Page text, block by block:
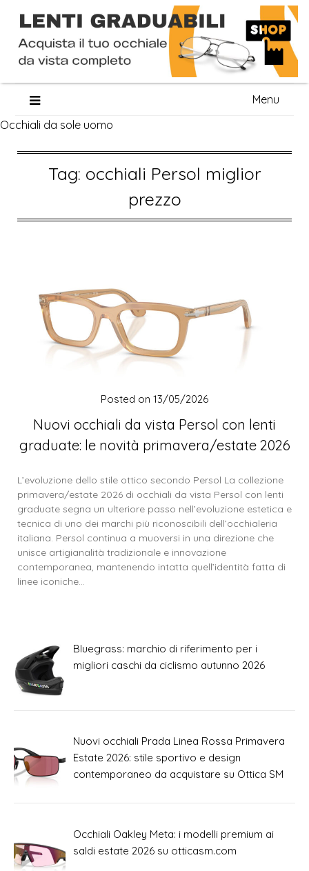
content
Menu
Occhiali da sole uomo
Tag: occhiali Persol miglior
prezzo
Nuovi occhiali da vista Persol con lenti
graduate: le novità primavera/estate 2026
Posted on 13/05/2026
L’evoluzione dello stile ottico secondo Persol La collezione
primavera/estate 2026 di occhiali da vista Persol con lenti
graduate segna un ulteriore passo nell’evoluzione estetica e
tecnica di uno dei marchi più riconoscibili dell’occhialeria
italiana. Persol continua a muoversi in una direzione che
unisce artigianalità tradizionale e innovazione
contemporanea, mantenendo intatta quell’identità fatta di
linee iconiche…
Bluegrass: marchio di riferimento per i
migliori caschi da ciclismo autunno 2026
Nuovi occhiali Prada Linea Rossa Primavera
Estate 2026: stile sportivo e design
contemporaneo da acquistare su Ottica SM
Occhiali Oakley Meta: i modelli premium ai
saldi estate 2026 su otticasm.com